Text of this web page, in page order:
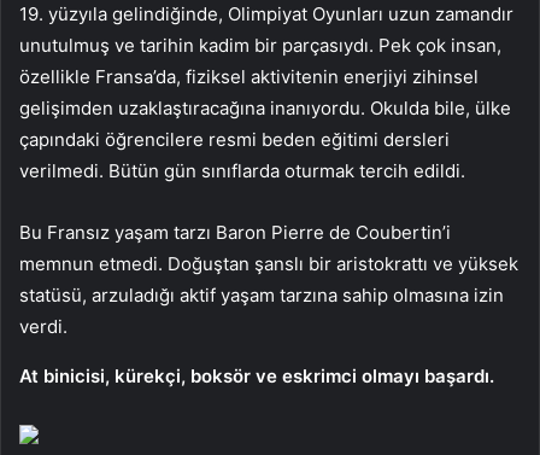
19. yüzyıla gelindiğinde, Olimpiyat Oyunları uzun zamandır
unutulmuş ve tarihin kadim bir parçasıydı. Pek çok insan,
özellikle Fransa’da, fiziksel aktivitenin enerjiyi zihinsel
gelişimden uzaklaştıracağına inanıyordu. Okulda bile, ülke
çapındaki öğrencilere resmi beden eğitimi dersleri
verilmedi. Bütün gün sınıflarda oturmak tercih edildi.
Bu Fransız yaşam tarzı Baron Pierre de Coubertin’i
memnun etmedi. Doğuştan şanslı bir aristokrattı ve yüksek
statüsü, arzuladığı aktif yaşam tarzına sahip olmasına izin
verdi.
At binicisi, kürekçi, boksör ve eskrimci olmayı başardı.